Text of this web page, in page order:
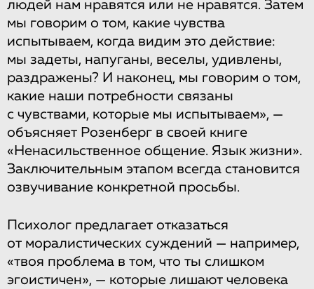
людей нам нравятся или не нравятся. Затем
мы говорим о том, какие чувства
испытываем, когда видим это действие:
мы задеты, напуганы, веселы, удивлены,
раздражены? И наконец, мы говорим о том,
какие наши потребности связаны
с чувствами, которые мы испытываем», —
объясняет Розенберг в своей книге
«Ненасильственное общение. Язык жизни».
Заключительным этапом всегда становится
озвучивание конкретной просьбы.
Психолог предлагает отказаться
от моралистических суждений — например,
«твоя проблема в том, что ты слишком
эгоистичен», — которые лишают человека